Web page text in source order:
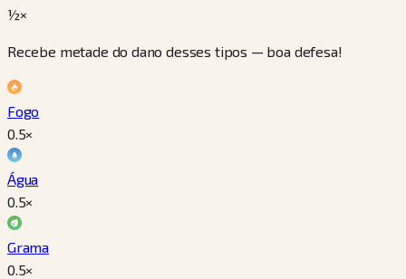
½×
Recebe metade do dano desses tipos — boa defesa!
Fogo
0.5×
Água
0.5×
Grama
0.5×